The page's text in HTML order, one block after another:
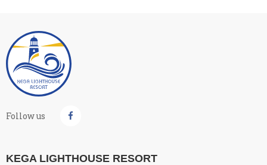
Follow us
KEGA LIGHTHOUSE RESORT